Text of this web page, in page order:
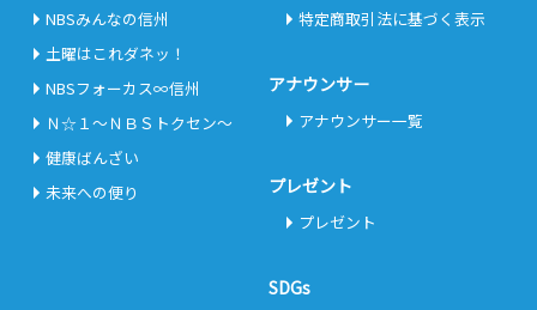
NBSみんなの信州
土曜はこれダネッ！
NBSフォーカス∞信州
Ｎ☆１～ＮＢＳトクセン～
健康ばんざい
未来への便り
特定商取引法に基づく表示
アナウンサー
アナウンサー一覧
プレゼント
プレゼント
SDGs